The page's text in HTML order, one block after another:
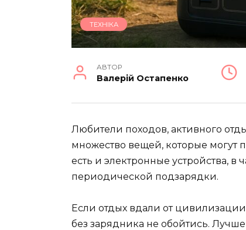
ТЕХНІКА
АВТОР
Валерій Остапенко
Любители походов, активного
множество вещей, которые могут
есть и электронные устройства,
периодической подзарядки.
Если отдых вдали от
без зарядника не обойтись.